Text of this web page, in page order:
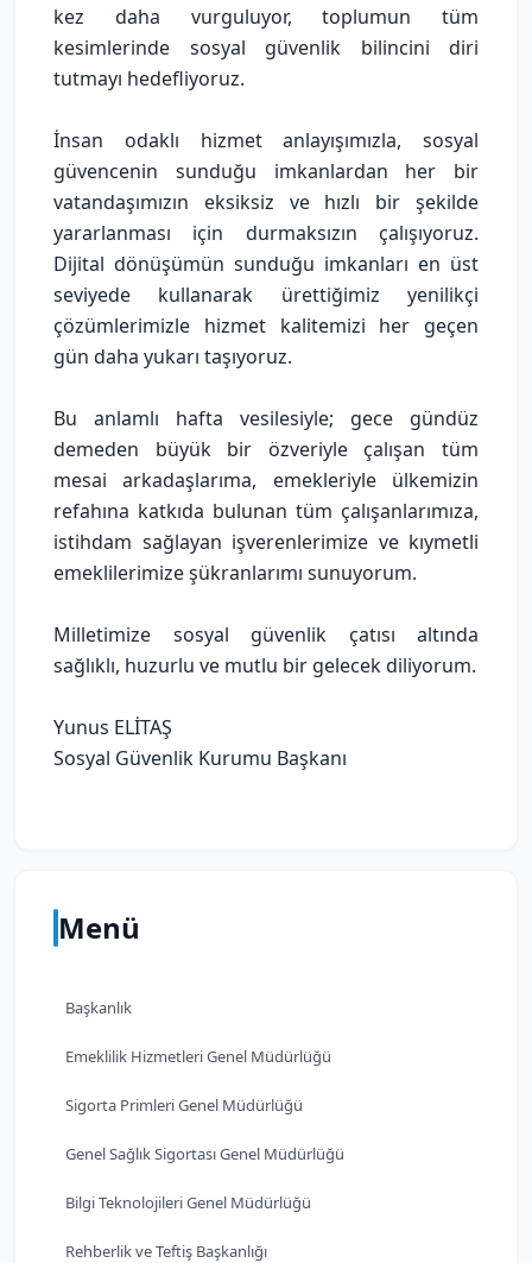
Menü
Başkanlık
Emeklilik Hizmetleri Genel Müdürlüğü
Sigorta Primleri Genel Müdürlüğü
Genel Sağlık Sigortası Genel Müdürlüğü
Bilgi Teknolojileri Genel Müdürlüğü
Rehberlik ve Teftiş Başkanlığı
kez daha vurguluyor, toplumun tüm
kesimlerinde sosyal güvenlik bilincini diri
tutmayı hedefliyoruz.
İnsan odaklı hizmet anlayışımızla, sosyal
güvencenin sunduğu imkanlardan her bir
vatandaşımızın eksiksiz ve hızlı bir şekilde
yararlanması için durmaksızın çalışıyoruz.
Dijital dönüşümün sunduğu imkanları en üst
seviyede kullanarak ürettiğimiz yenilikçi
çözümlerimizle hizmet kalitemizi her geçen
gün daha yukarı taşıyoruz.
Bu anlamlı hafta vesilesiyle; gece gündüz
demeden büyük bir özveriyle çalışan tüm
mesai arkadaşlarıma, emekleriyle ülkemizin
refahına katkıda bulunan tüm çalışanlarımıza,
istihdam sağlayan işverenlerimize ve kıymetli
emeklilerimize şükranlarımı sunuyorum.
Milletimize sosyal güvenlik çatısı altında
sağlıklı, huzurlu ve mutlu bir gelecek diliyorum.
Yunus ELİTAŞ
Sosyal Güvenlik Kurumu Başkanı